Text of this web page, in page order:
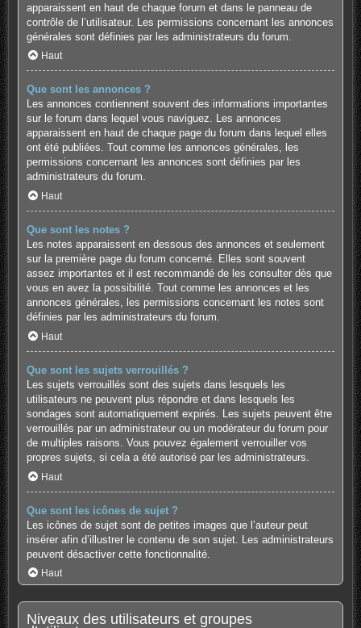
apparaissent en haut de chaque forum et dans le panneau de
contrôle de l’utilisateur. Les permissions concernant les annonces
générales sont définies par les administrateurs du forum.
Haut
Que sont les annonces ?
Les annonces contiennent souvent des informations importantes
sur le forum dans lequel vous naviguez. Les annonces
apparaissent en haut de chaque page du forum dans lequel elles
ont été publiées. Tout comme les annonces générales, les
permissions concernant les annonces sont définies par les
administrateurs du forum.
Haut
Que sont les notes ?
Les notes apparaissent en dessous des annonces et seulement
sur la première page du forum concerné. Elles sont souvent
assez importantes et il est recommandé de les consulter dès que
vous en avez la possibilité. Tout comme les annonces et les
annonces générales, les permissions concernant les notes sont
définies par les administrateurs du forum.
Haut
Que sont les sujets verrouillés ?
Les sujets verrouillés sont des sujets dans lesquels les
utilisateurs ne peuvent plus répondre et dans lesquels les
sondages sont automatiquement expirés. Les sujets peuvent être
verrouillés par un administrateur ou un modérateur du forum pour
de multiples raisons. Vous pouvez également verrouiller vos
propres sujets, si cela a été autorisé par les administrateurs.
Haut
Que sont les icônes de sujet ?
Les icônes de sujet sont de petites images que l’auteur peut
insérer afin d’illustrer le contenu de son sujet. Les administrateurs
peuvent désactiver cette fonctionnalité.
Haut
Niveaux des utilisateurs et groupes